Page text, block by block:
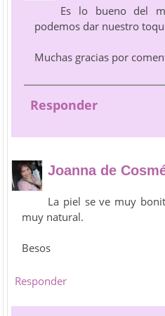
Es lo bueno del
podemos dar nuestro
Muchas gracias por
Responder
Joanna de
La piel se ve muy
muy natural.
Besos
Responder